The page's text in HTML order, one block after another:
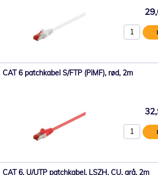
CAT 6 patchkabel S/FTP (PiMF), rød, 2m
CAT 6, U/UTP patchkabel, LSZH, CU, grå, 2m